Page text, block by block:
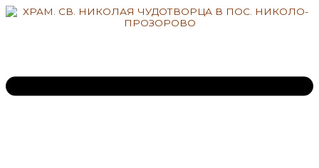
Перейти